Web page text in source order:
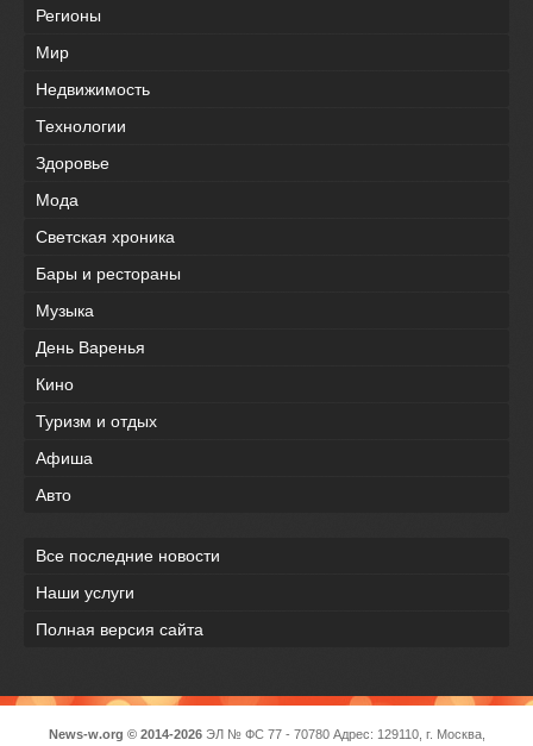
Регионы
Мир
Недвижимость
Технологии
Здоровье
Мода
Светская хроника
Бары и рестораны
Музыка
День Варенья
Кино
Туризм и отдых
Афиша
Авто
Все последние новости
Наши услуги
Полная версия сайта
News-w.org © 2014-2026ЭЛ № ФС 77 - 70780 Адрес: 129110, г. Москва,